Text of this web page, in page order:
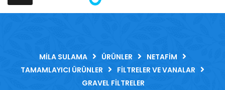
MILA SULAMA ÜRÜNLER
NETAFIM
TAMAMLAYICI ÜRÜNLER
FILTRELER VE VANALAR
GRAVEL FILTRELER